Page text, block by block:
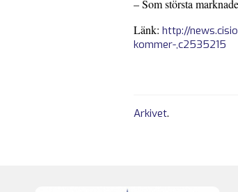
– Som största
Länk: http://
kommer-,c2535215
Arkivet.